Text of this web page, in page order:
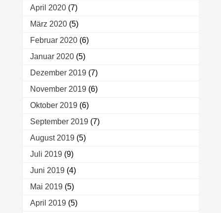
April 2020(7)
März 2020(5)
Februar 2020(6)
Januar 2020(5)
Dezember 2019(7)
November 2019(6)
Oktober 2019(6)
September 2019(7)
August 2019(5)
Juli 2019(9)
Juni 2019(4)
Mai 2019(5)
April 2019(5)